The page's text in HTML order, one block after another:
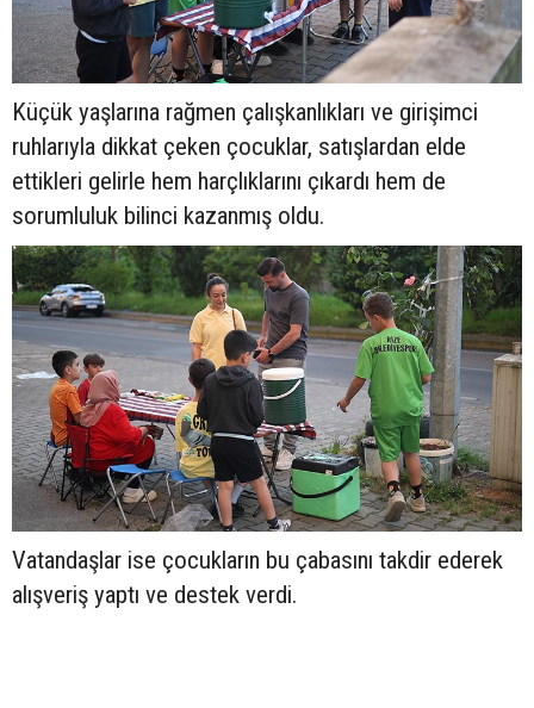
Küçük yaşlarına rağmen çalışkanlıkları ve girişimci
ruhlarıyla dikkat çeken çocuklar, satışlardan elde
ettikleri gelirle hem harçlıklarını çıkardı hem de
sorumluluk bilinci kazanmış oldu.
Vatandaşlar ise çocukların bu çabasını takdir ederek
alışveriş yaptı ve destek verdi.